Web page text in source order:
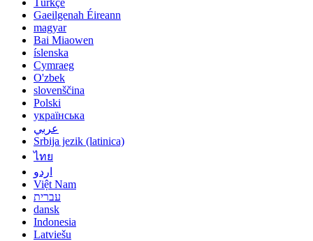
Türkçe
Gaeilgenah Éireann
magyar
Bai Miaowen
íslenska
Cymraeg
O'zbek
slovenščina
Polski
українська
عربي
Srbija jezik (latinica)
ไทย
اردو
Việt Nam
עברית
dansk
Indonesia
Latviešu